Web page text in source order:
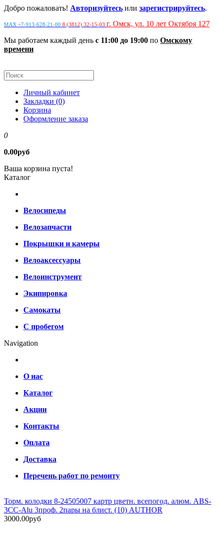
Добро пожаловать! Авторизуйтесь или зарегистрируйтесь.
MAX +7-913-628-21-00 8 (3812) 32-15-03 г. Омск, ул. 10 лет Октября 127
Мы работаем каждый день с 11:00 до 19:00 по Омскому
времени
Личный кабинет
Закладки (0)
Корзина
Оформление заказа
0
0.00руб
Ваша корзина пуста!
Каталог
Велосипеды
Велозапчасти
Покрышки и камеры
Велоаксессуары
Велоинструмент
Экипировка
Самокаты
С пробегом
Navigation
О нас
Каталог
Акции
Контакты
Оплата
Доставка
Перечень работ по ремонту
Торм. колодки 8-24505007 картр цветн. всепогод. алюм. ABS-
3CC-Alu 3проф. 2пары на блист. (10) AUTHOR
3000.00руб